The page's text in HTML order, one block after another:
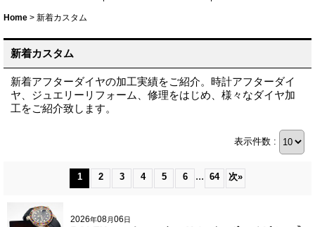
Home > 新着カスタム
新着カスタム
新着アフターダイヤの加工実績をご紹介。時計アフターダイ
ヤ、ジュエリーリフォーム、修理をはじめ、様々なダイヤ加
工をご紹介致します。
表示件数 :
1 2 3 4 5 6 ... 64 次»
2026年08月06日